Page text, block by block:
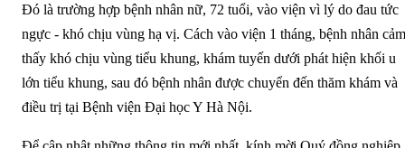
Đó là trường hợp bệnh nhân nữ, 72 tuổi, vào viện vì lý do đau tức
ngực - khó chịu vùng hạ vị. Cách vào viện 1 tháng, bệnh nhân cảm
thấy khó chịu vùng tiểu khung, khám tuyến dưới phát hiện khối u
lớn tiểu khung, sau đó bệnh nhân được chuyển đến thăm khám và
điều trị tại Bệnh viện Đại học Y Hà Nội.